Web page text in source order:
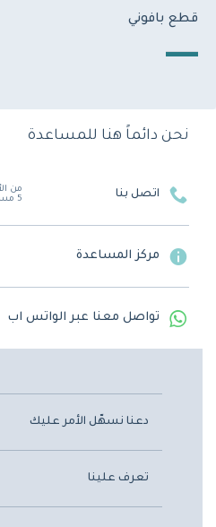
قطع بافوني
نحن دائماً هنا للمساعدة
اتصل بنا
5 مساءً
مركز المساعدة
تواصل معنا عبر الواتس اب
دعنا نسهّل الأمر عليك
تعرف علينا